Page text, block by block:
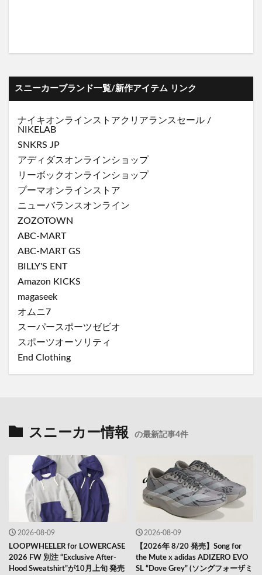
スニーカーブランド一覧/新作アイテム リンク
ナイキオンラインストアクリアランスセール /
NIKELAB
SNKRS JP
アディダスオンラインショップ
リーボックオンラインショップ
プーマオンラインストア
ニューバランスオンライン
ZOZOTOWN
ABC-MART
ABC-MART GS
BILLY'S ENT
Amazon KICKS
magaseek
オムニ7
スーパースポーツゼビオ
スポーツオーソリティ
End Clothing
スニーカー情報 の最新記事4件
2026-08-09
LOOPWHEELER for LOWERCASE
2026 FW 別注 “Exclusive After-
Hood Sweatshirt”が10月上旬 発売
2026-08-09
【2026年 8/20 発売】Song for
the Mute x adidas ADIZERO EVO
SL “Dove Grey” (ソングフォーザミ